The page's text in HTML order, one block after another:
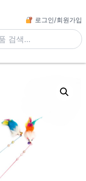
로그인/회원가입